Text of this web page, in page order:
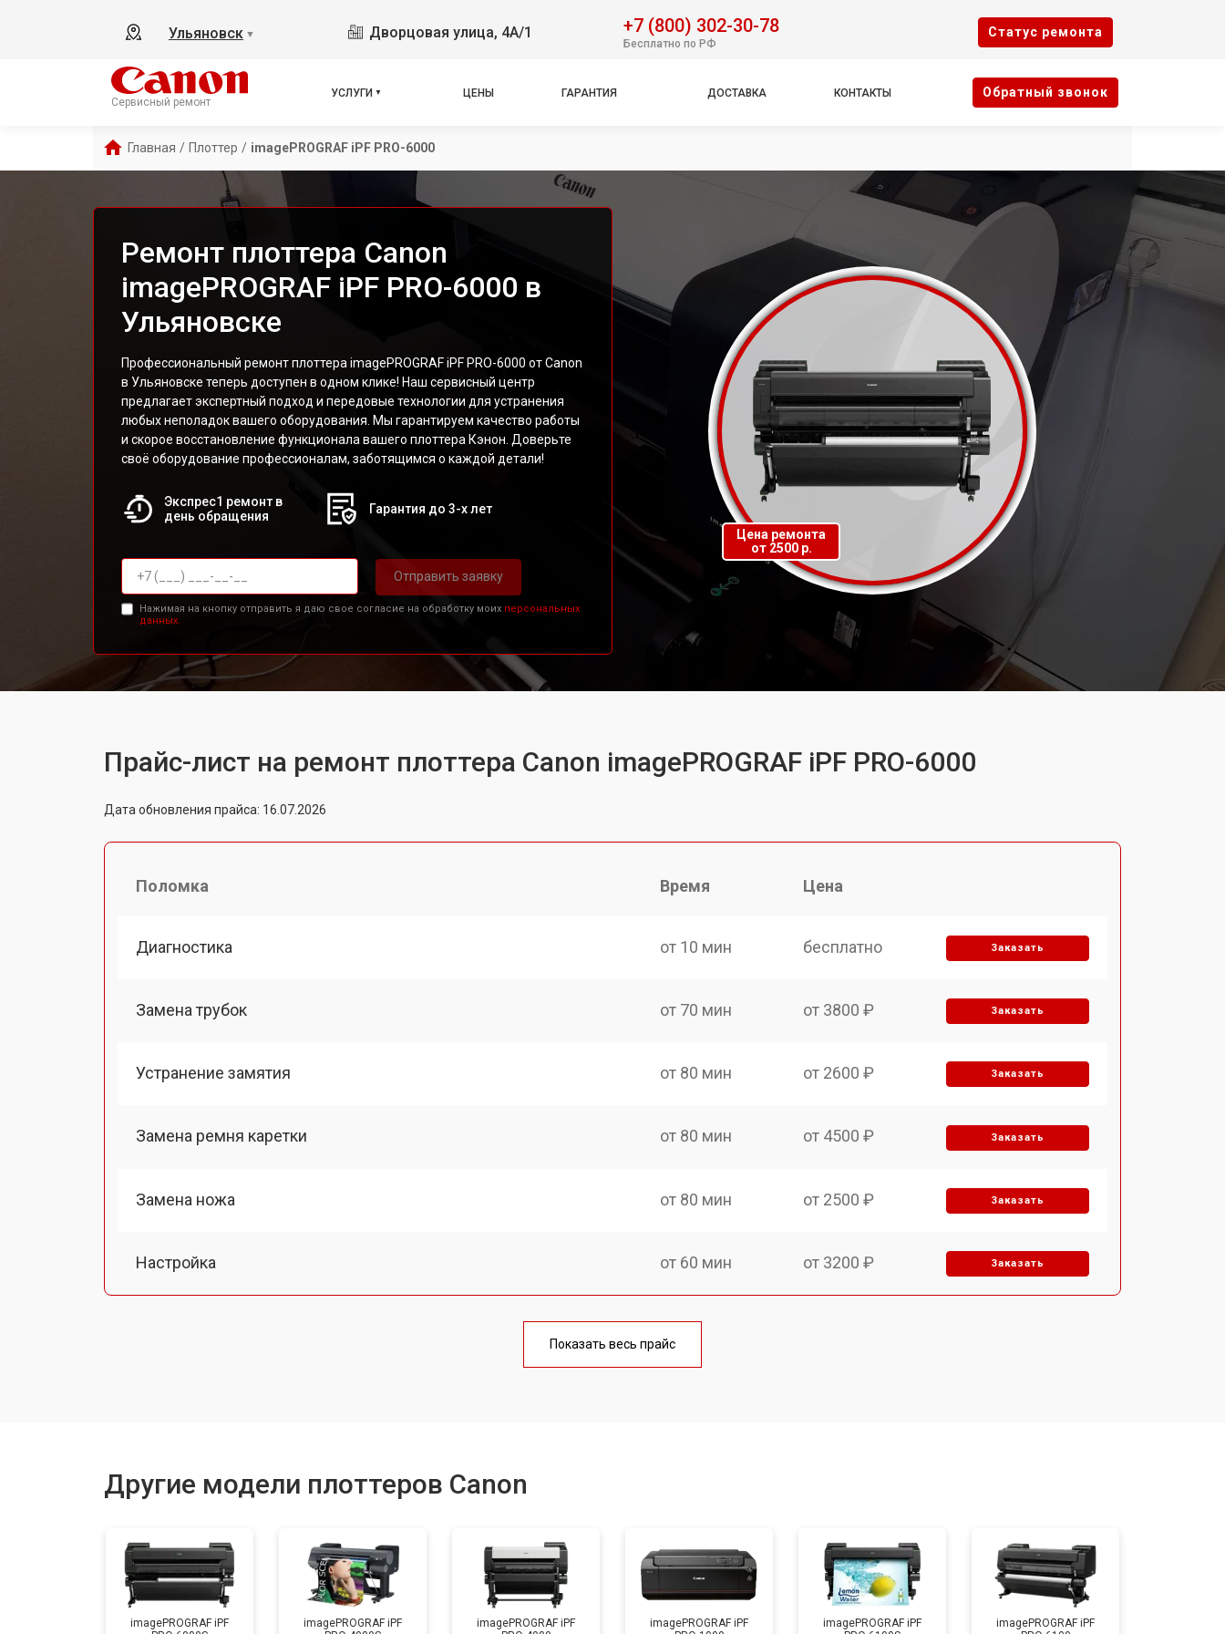
Ульяновск ▼ Дворцовая улица, 4А/1 +7 (800) 302-30-78
Бесплатно по РФ
Cтатус ремонта
Сервисный ремонт
УСЛУГИ ЦЕНЫ ГАРАНТИЯ ДОСТАВКА КОНТАКТЫ Oбратный звонок
Главная / Плоттер / imagePROGRAF iPF PRO-6000
Ремонт плоттера Canon
imagePROGRAF iPF PRO-6000 в
Ульяновске
Профессиональный ремонт плоттера imagePROGRAF iPF PRO-6000 от Canon
в Ульяновске теперь доступен в одном клике! Наш сервисный центр
предлагает экспертный подход и передовые технологии для устранения
любых неполадок вашего оборудования. Мы гарантируем качество работы
и скорое восстановление функционала вашего плоттера Кэнон. Доверьте
своё оборудование профессионалам, заботящимся о каждой детали!
Экспрес1 ремонт в
день обращения
Гарантия до 3-х лет
Отправить заявку
Нажимая на кнопку отправить я даю свое согласие на обработку моих персональных
данных.
Цена ремонта
от 2500 р.
Прайс-лист на ремонт плоттера Canon imagePROGRAF iPF PRO-6000
Дата обновления прайса: 16.07.2026
Поломка Время Цена
Диагностика от 10 мин бесплатно Заказать
Замена трубок от 70 мин от 3800 ₽ Заказать
Устранение замятия от 80 мин от 2600 ₽ Заказать
Замена ремня каретки от 80 мин от 4500 ₽ Заказать
Замена ножа от 80 мин от 2500 ₽ Заказать
Настройка от 60 мин от 3200 ₽ Заказать
от 90 мин
Ремонт блока питания от 110 мин от 3800 ₽ Заказать
Показать весь прайс
Другие модели плоттеров Canon
imagePROGRAF iPF
imagePROGRAF iPF
imagePROGRAF iPF
imagePROGRAF iPF
imagePROGRAF iPF
imagePROGRAF iPF